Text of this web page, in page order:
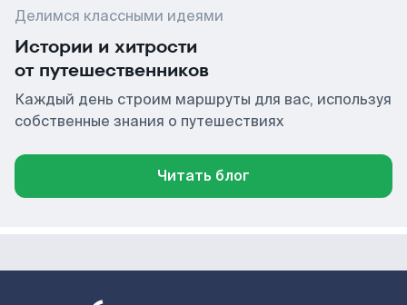
Делимся классными идеями
Истории и хитрости
от путешественников
Каждый день строим маршруты для вас, используя
собственные знания о путешествиях
Читать блог